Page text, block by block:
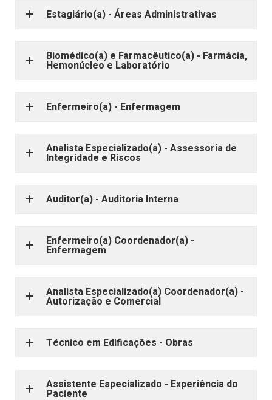
Estagiário(a) - Áreas Administrativas
Biomédico(a) e Farmacêutico(a) - Farmácia,
Hemonúcleo e Laboratório
Enfermeiro(a) - Enfermagem
Analista Especializado(a) - Assessoria de
Integridade e Riscos
Auditor(a) - Auditoria Interna
Enfermeiro(a) Coordenador(a) -
Enfermagem
Analista Especializado(a) Coordenador(a) -
Autorização e Comercial
Técnico em Edificações - Obras
Assistente Especializado - Experiência do
Paciente